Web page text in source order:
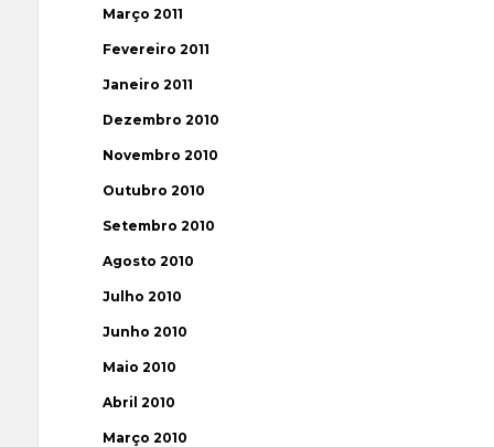
Março 2011
Fevereiro 2011
Janeiro 2011
Dezembro 2010
Novembro 2010
Outubro 2010
Setembro 2010
Agosto 2010
Julho 2010
Junho 2010
Maio 2010
Abril 2010
Março 2010